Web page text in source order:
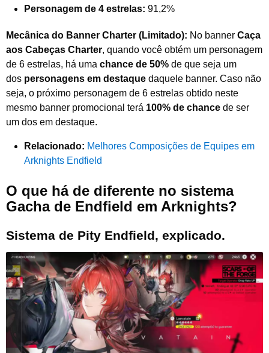
Personagem de 4 estrelas: 91,2%
Mecânica do Banner Charter (Limitado): No banner Caça
aos Cabeças Charter, quando você obtém um personagem
de 6 estrelas, há uma chance de 50% de que seja um
dos personagens em destaque daquele banner. Caso não
seja, o próximo personagem de 6 estrelas obtido neste
mesmo banner promocional terá 100% de chance de ser
um dos em destaque.
Relacionado: Melhores Composições de Equipes em
Arknights Endfield
O que há de diferente no sistema
Gacha de Endfield em Arknights?
Sistema de Pity Endfield, explicado.